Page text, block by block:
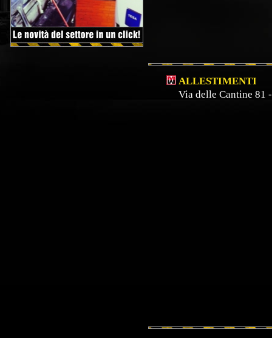
ALLESTIMENTI
Via delle Cantine 81